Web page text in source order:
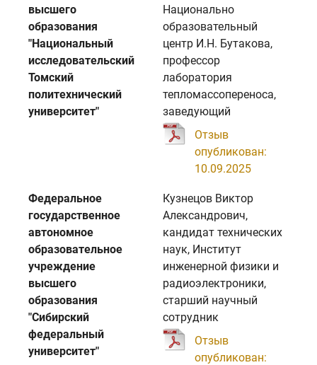
высшего
образования
"Национальный
исследовательский
Томский
политехнический
университет"
Национально
образовательный
центр И.Н. Бутакова,
профессор
лаборатория
тепломассопереноса,
заведующий
Отзыв
опубликован:
10.09.2025
Федеральное
государственное
автономное
образовательное
учреждение
высшего
образования
"Сибирский
федеральный
университет"
Кузнецов Виктор
Александрович,
кандидат технических
наук, Институт
инженерной физики и
радиоэлектроники,
старший научный
сотрудник
Отзыв
опубликован: